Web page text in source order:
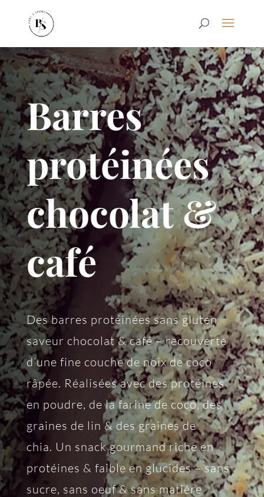
Barres
protéinées
chocolat &
café
Des barres protéinées sans gluten
saveur chocolat & café – recouverte
d’une fine couche de noix de coco
râpée. Réalisées avec des protéines
en poudre, de la farine de coco, des
graines de lin & des graines de
chia. Un snack gourmand riche en
protéines & faible en glucides – sans
sucre, sans oeuf & sans matière